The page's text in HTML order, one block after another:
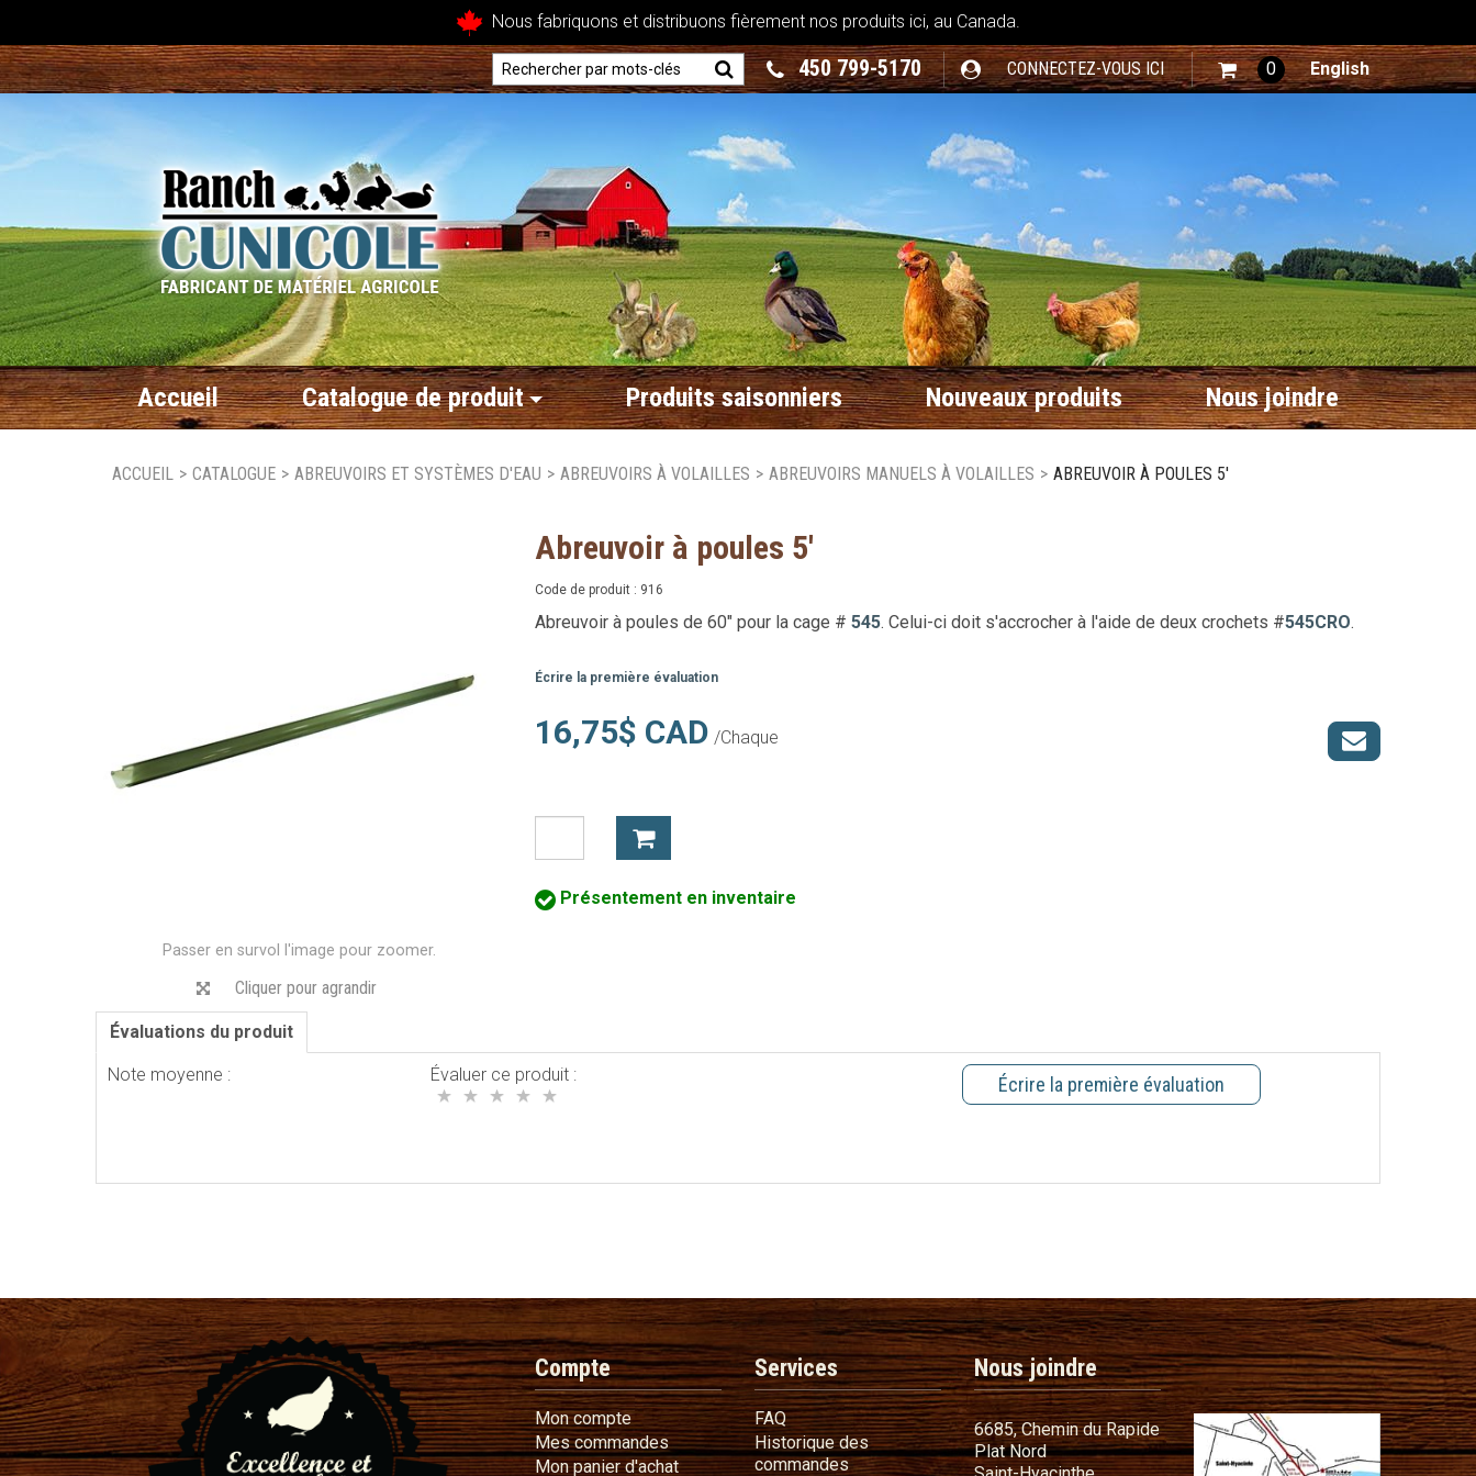
Nous fabriquons et distribuons fièrement nos produits ici, au Canada.
450 799-5170 CONNECTEZ-VOUS ICI 0 English
Accueil Catalogue de produit Produits saisonniers Nouveaux produits Nous joindre
ACCUEIL > CATALOGUE > ABREUVOIRS ET SYSTÈMES D'EAU > ABREUVOIRS À VOLAILLES > ABREUVOIRS MANUELS À VOLAILLES > ABREUVOIR À POULES 5'
Passer en survol l'image pour zoomer.
Cliquer pour agrandir
Abreuvoir à poules 5'
Code de produit : 916
Abreuvoir à poules de 60" pour la cage # 545. Celui-ci doit s'accrocher à l'aide de deux crochets #545CRO.
Écrire la première évaluation
16,75$ CAD /Chaque
Présentement en inventaire
Évaluations du produit
Note moyenne : Évaluer ce produit : Écrire la première évaluation
Compte
Mon compteMon compte
Mes commandesMes commandes
Mon panier d'achatMon panier d'achat
Services
FAQFAQ
Historique des
commandesHistorique des commandes
Nous joindre
6685, Chemin du Rapide
Plat Nord